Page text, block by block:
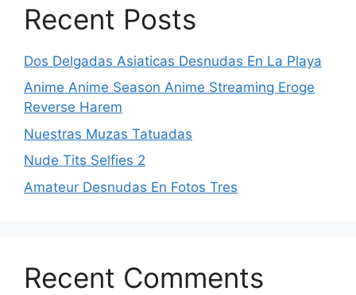
Recent Posts
Dos Delgadas Asiaticas Desnudas En La Playa
Anime Anime Season Anime Streaming Eroge
Reverse Harem
Nuestras Muzas Tatuadas
Nude Tits Selfies 2
Amateur Desnudas En Fotos Tres
Recent Comments